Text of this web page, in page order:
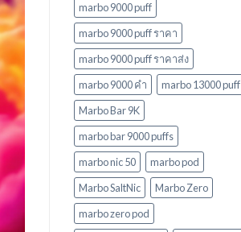
marbo 9000 puff
marbo 9000 puff ราคา
marbo 9000 puff ราคาส่ง
marbo 9000 คํา
marbo 13000 puff
Marbo Bar 9K
marbo bar 9000 puffs
marbo nic 50
marbo pod
Marbo SaltNic
Marbo Zero
marbo zero pod